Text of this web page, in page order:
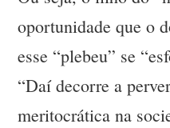
oportunidade que o
esse “plebeu” se
“Daí decorre a
meritocrática na